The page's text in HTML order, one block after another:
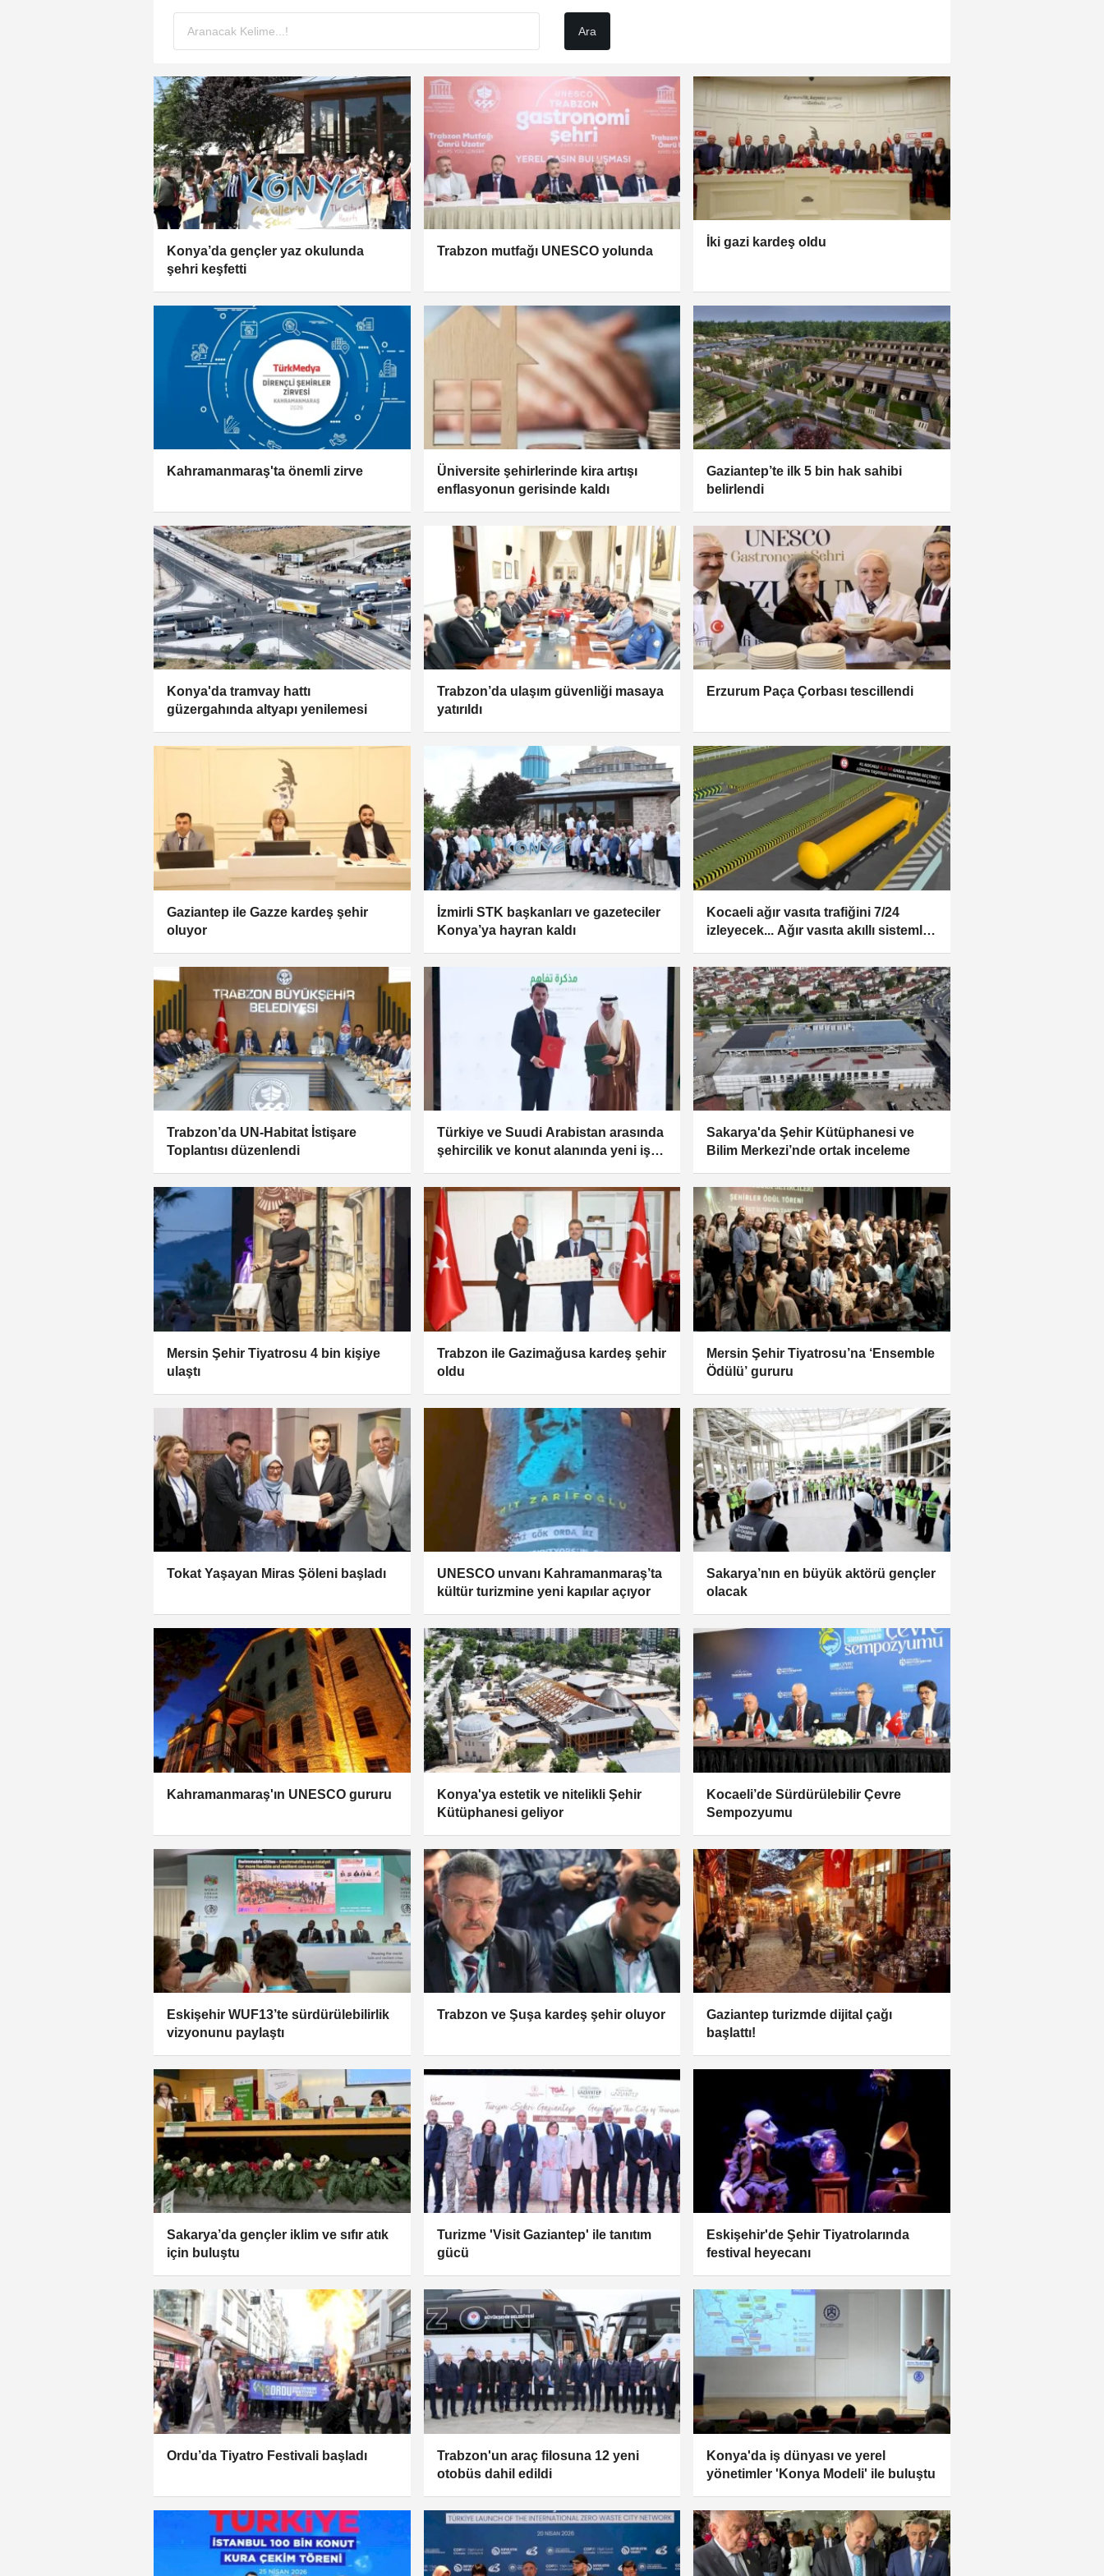
Konya’da gençler yaz okulunda
şehri keşfetti
Trabzon mutfağı UNESCO yolunda
İki gazi kardeş oldu
Kahramanmaraş'ta önemli zirve
Üniversite şehirlerinde kira artışı
enflasyonun gerisinde kaldı
Gaziantep’te ilk 5 bin hak sahibi
belirlendi
Konya'da tramvay hattı
güzergahında altyapı yenilemesi
Trabzon’da ulaşım güvenliği masaya
yatırıldı
Erzurum Paça Çorbası tescillendi
Gaziantep ile Gazze kardeş şehir
oluyor
İzmirli STK başkanları ve gazeteciler
Konya’ya hayran kaldı
Kocaeli ağır vasıta trafiğini 7/24
izleyecek... Ağır vasıta akıllı sistemle
Trabzon’da UN-Habitat İstişare
Toplantısı düzenlendi
Türkiye ve Suudi Arabistan arasında
şehircilik ve konut alanında yeni iş
Sakarya'da Şehir Kütüphanesi ve
Bilim Merkezi’nde ortak inceleme
Mersin Şehir Tiyatrosu 4 bin kişiye
ulaştı
Trabzon ile Gazimağusa kardeş şehir
oldu
Mersin Şehir Tiyatrosu’na ‘Ensemble
Ödülü’ gururu
Tokat Yaşayan Miras Şöleni başladı
UNESCO unvanı Kahramanmaraş’ta
kültür turizmine yeni kapılar açıyor
Sakarya’nın en büyük aktörü gençler
olacak
Kahramanmaraş'ın UNESCO gururu
Konya'ya estetik ve nitelikli Şehir
Kütüphanesi geliyor
Kocaeli’de Sürdürülebilir Çevre
Sempozyumu
Eskişehir WUF13’te sürdürülebilirlik
vizyonunu paylaştı
Trabzon ve Şuşa kardeş şehir oluyor
Gaziantep turizmde dijital çağı
başlattı!
Sakarya’da gençler iklim ve sıfır atık
için buluştu
Turizme 'Visit Gaziantep' ile tanıtım
gücü
Eskişehir'de Şehir Tiyatrolarında
festival heyecanı
Ordu’da Tiyatro Festivali başladı
Trabzon'un araç filosuna 12 yeni
otobüs dahil edildi
Konya'da iş dünyası ve yerel
yönetimler 'Konya Modeli' ile buluştu